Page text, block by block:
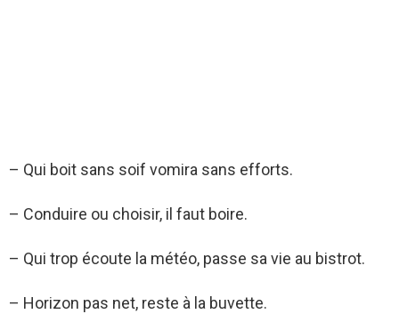
– Qui boit sans soif vomira sans efforts.
– Conduire ou choisir, il faut boire.
– Qui trop écoute la météo, passe sa vie au bistrot.
– Horizon pas net, reste à la buvette.